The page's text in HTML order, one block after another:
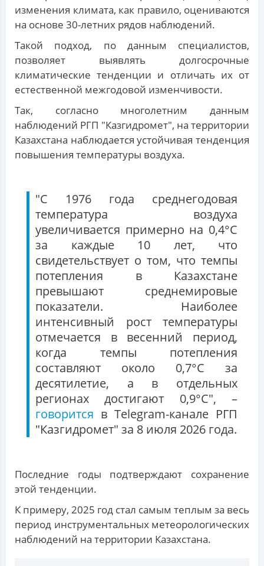
изменения климата, как правило, оцениваются
на основе 30-летних рядов наблюдений.
Такой подход, по данным специалистов,
позволяет выявлять долгосрочные
климатические тенденции и отличать их от
естественной межгодовой изменчивости.
Так, согласно многолетним данным
наблюдений РГП "Казгидромет", на территории
Казахстана наблюдается устойчивая тенденция
повышения температуры воздуха.
"С 1976 года среднегодовая
температура воздуха
увеличивается примерно на 0,4°С
за каждые 10 лет, что
свидетельствует о том, что темпы
потепления в Казахстане
превышают среднемировые
показатели. Наиболее
интенсивный рост температуры
отмечается в весенний период,
когда темпы потепления
составляют около 0,7°С за
десятилетие, а в отдельных
регионах достигают 0,9°С", –
говорится в Telegram-канале РГП
"Казгидромет" за 8 июля 2026 года.
Последние годы подтверждают сохранение
этой тенденции.
К примеру, 2025 год стал самым теплым за весь
период инструментальных метеорологических
наблюдений на территории Казахстана.